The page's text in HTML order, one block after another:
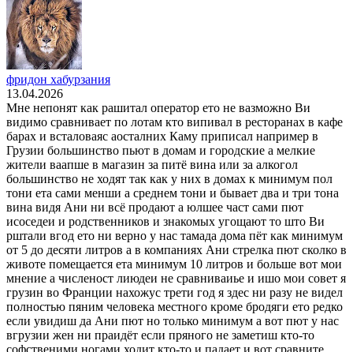
фридон хабурзания
13.04.2026
Мне непонят как рашитал оператор ето не вазможно Ви
видимо сравнивает по лотам кто випивал в ресторанах в кафе
барах и всталоваяс аосталних Каму приписал например в
Грузии большинство пьют в домам и городские а мелкие
жители ваапше в магазин за питё вина или за алкогол
большинство не ходят так как у них в домах к минимум пол
тони ета сами менши а среднем тони и бывает два и три тона
вина видя Ани ни всё продают а юлшее част сами пют
исоседеи и родственников и знакомых угощают то што Ви
рштали вгод ето ни верно у нас тамада дома пёт как минимум
от 5 до десяти литров а в компаниях Ани стрелка пют сколко в
животе помещается ета минимум 10 литров и больше вот мои
мнение а численост лиюдеи не сравниваиье и ишо мои совет я
грузин во Франции нахожус трети год я здес ни разу не видел
полностью пяним человека местного кроме бродяги ето редко
если увидиш да Ани пют но только минимум а вот пют у нас
вгрузии жен ни праидёт если пряного не заметиш кто-то